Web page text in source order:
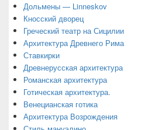
Дольмены — Linneskov
Кносский дворец
Греческий театр на Сицилии
Архитектура Древнего Рима
Ставкирки
Древнерусская архитектура
Романская архитектура
Готическая архитектура.
Венецианская готика
Архитектура Возрождения